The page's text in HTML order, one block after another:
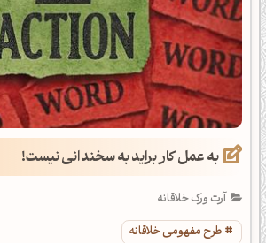
به عمل کار براید به سخندانی نیست!
آرت ورک خلاقانه
طرح مفهومی خلاقانه